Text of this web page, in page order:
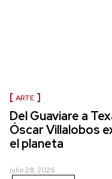
ARTE
Del Guaviare a
Óscar Villalobos
el planeta
julio 28, 2026